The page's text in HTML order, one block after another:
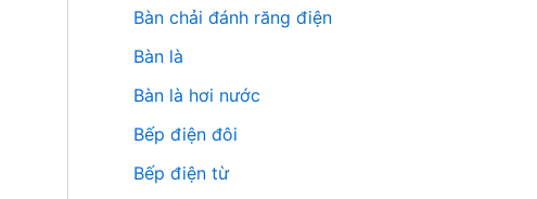
Bàn chải đánh răng điện
Bàn là
Bàn là hơi nước
Bếp điện đôi
Bếp điện từ